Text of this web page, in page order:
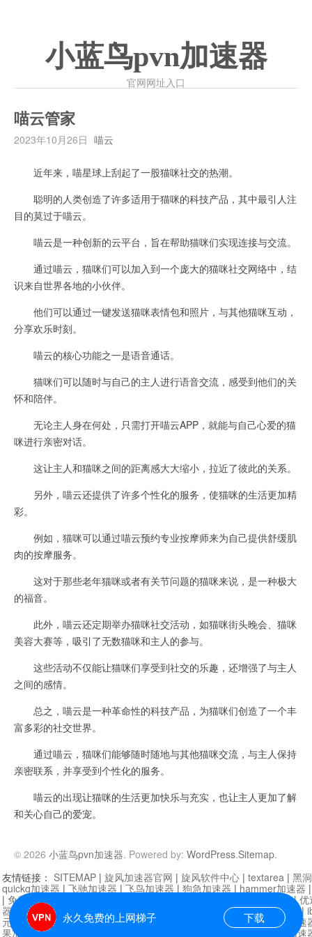
小蓝鸟pvn加速器
官网网址入口
喵云管家
2023年10月26日 喵云
近年来，喵星球上刮起了一股猫咪社交的热潮。
聪明的人类创造了许多适用于猫咪的科技产品，其中最引人注
目的莫过于喵云。
喵云是一种创新的云平台，旨在帮助猫咪们实现连接与交流。
通过喵云，猫咪们可以加入到一个庞大的猫咪社交网络中，结
识来自世界各地的小伙伴。
他们可以通过一键发送猫咪表情包和照片，与其他猫咪互动，
分享欢乐时刻。
喵云的核心功能之一是语音通话。
猫咪们可以随时与自己的主人进行语音交流，感受到他们的关
怀和陪伴。
无论主人身在何处，只需打开喵云APP，就能与自己心爱的猫
咪进行亲密对话。
这让主人和猫咪之间的距离感大大缩小，拉近了彼此的关系。
另外，喵云还提供了许多个性化的服务，使猫咪的生活更加精
彩。
例如，猫咪可以通过喵云预约专业按摩师来为自己提供舒缓肌
肉的按摩服务。
这对于那些老年猫咪或者有关节问题的猫咪来说，是一种极大
的福音。
此外，喵云还定期举办猫咪社交活动，如猫咪街头晚会、猫咪
美容大赛等，吸引了无数猫咪和主人的参与。
这些活动不仅能让猫咪们享受到社交的乐趣，还增强了与主人
之间的感情。
总之，喵云是一种革命性的科技产品，为猫咪们创造了一个丰
富多彩的社交世界。
通过喵云，猫咪们能够随时随地与其他猫咪交流，与主人保持
亲密联系，并享受到个性化的服务。
喵云的出现让猫咪的生活更加快乐与充实，也让主人更加了解
和关心自己的爱宠。
© 2026 小蓝鸟pvn加速器. Powered by: WordPress.Sitemap.
永久免费的上网梯子 下载
友情链接： SITEMAP | 旋风加速器官网 | 旋风软件中心 | textarea | 黑
quickq加速器 | 飞驰加速器 | 飞鸟加速器 | 狗急加速器 | hammer加速器
| 免费vqn加速外网 迷雾通|优
器| 快柠檬加速器 |黑洞加速 |falemon 快橙加速器|anycast加速器 |
元机场加速器 |一元机场|老王加速器 | 白石山|
小牛加速
果加速器|黑洞加速 芒果加速